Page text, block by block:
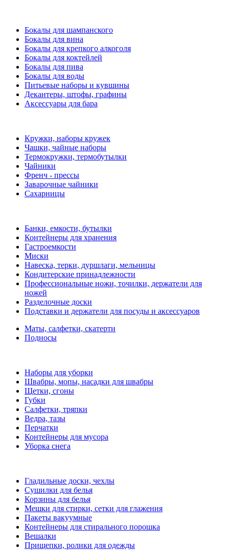
Бокалы для шампанского
Бокалы для вина
Бокалы для крепкого алкоголя
Бокалы для коктейлей
Бокалы для пива
Бокалы для воды
Питьевые наборы и кувшины
Декантеры, штофы, графины
Аксессуары для бара
Кружки, наборы кружек
Чашки, чайные наборы
Термокружки, термобутылки
Чайники
Френч - прессы
Заварочные чайники
Сахарницы
Банки, емкости, бутылки
Контейнеры для хранения
Гастроемкости
Миски
Навеска, терки, дуршлаги, мельницы
Кондитерские принадлежности
Профессиональные ножи, точилки, держатели для
ножей
Разделочные доски
Подставки и держатели для посуды и аксессуаров
Маты, салфетки, скатерти
Подносы
Наборы для уборки
Швабры, мопы, насадки для швабры
Щетки, сгоны
Губки
Салфетки, тряпки
Ведра, тазы
Перчатки
Контейнеры для мусора
Уборка снега
Гладильные доски, чехлы
Сушилки для белья
Корзины для белья
Мешки для стирки, сетки для глажения
Пакеты вакуумные
Контейнеры для стирального порошка
Вешалки
Прищепки, ролики для одежды